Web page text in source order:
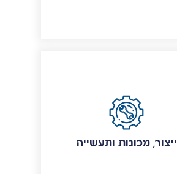
ייצור, מכונות ותעשייה